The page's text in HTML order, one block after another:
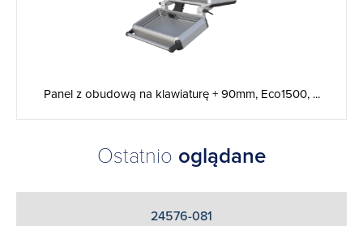
Panel z obudową na klawiaturę + 90mm, Eco1500, ...
Ostatnio oglądane
24576-081